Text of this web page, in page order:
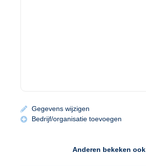
Gegevens wijzigen
Bedrijf/organisatie toevoegen
Anderen bekeken ook